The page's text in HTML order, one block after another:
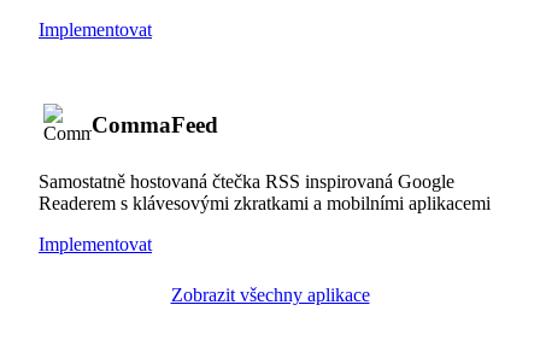
Implementovat
CommaFeed
Samostatně hostovaná čtečka RSS inspirovaná Google
Readerem s klávesovými zkratkami a mobilními aplikacemi
Implementovat
Zobrazit všechny aplikace